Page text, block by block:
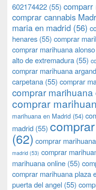
602174422 (55) comparr
comprar cannabis
maria en madrid (56)
henares (55) comprar
comprar marihuana
alto de extremadura (55)
comprar marihuana
carpetana (55) comprar
comprar
comprar
marihuana en Madrid (54)
madrid (55)
(62) comprar
madrid (53) comprar
marihuana online (55)
comprar marihuana plaza
puerta del angel (55)